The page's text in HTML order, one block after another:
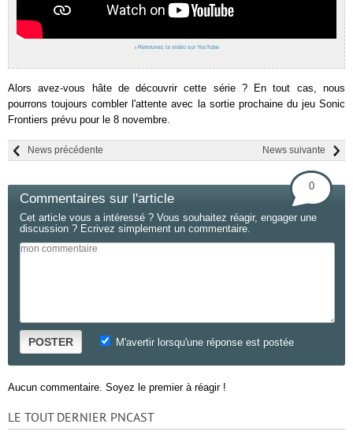
› Retrouvez la vidéo sur YouTube
Alors avez-vous hâte de découvrir cette série ? En tout cas, nous
pourrons toujours combler l'attente avec la sortie prochaine du jeu Sonic
Frontiers prévu pour le 8 novembre.
News suivante
News précédente
Commentaires sur l'article
0
Cet article vous a intéressé ? Vous souhaitez réagir, engager une
discussion ? Ecrivez simplement un commentaire.
POSTER M'avertir lorsqu'une réponse est postée
Aucun commentaire. Soyez le premier à réagir !
LE TOUT DERNIER PNCAST